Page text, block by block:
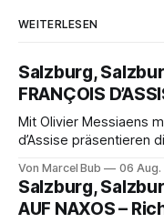
WEITERLESEN
Salzburg,
FRANÇOIS
Mit Olivier Messiaens
d’Assise präsentieren
eine bildgewaltige
die komplexe Partitur
Franziskus.
Von Marcel Bub 06
Salzburg,
AUF NAXOS –